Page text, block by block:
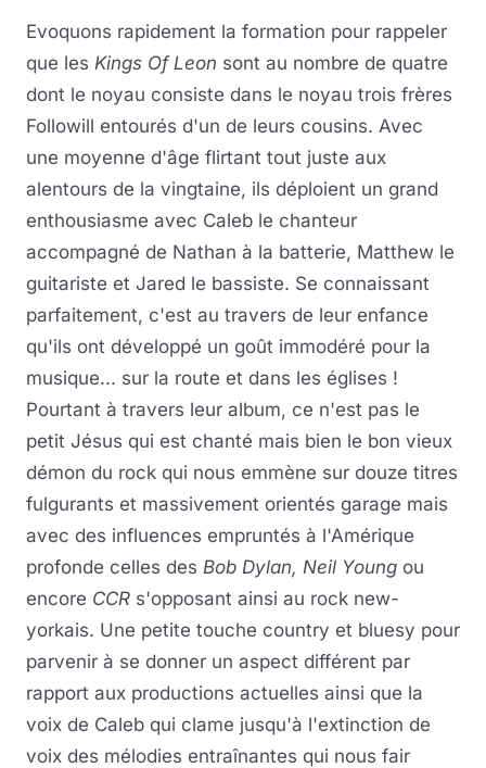
Evoquons rapidement la formation pour rappeler
que les Kings Of Leon sont au nombre de quatre
dont le noyau consiste dans le noyau trois frères
Followill entourés d'un de leurs cousins. Avec
une moyenne d'âge flirtant tout juste aux
alentours de la vingtaine, ils déploient un grand
enthousiasme avec Caleb le chanteur
accompagné de Nathan à la batterie, Matthew le
guitariste et Jared le bassiste. Se connaissant
parfaitement, c'est au travers de leur enfance
qu'ils ont développé un goût immodéré pour la
musique... sur la route et dans les églises !
Pourtant à travers leur album, ce n'est pas le
petit Jésus qui est chanté mais bien le bon vieux
démon du rock qui nous emmène sur douze titres
fulgurants et massivement orientés garage mais
avec des influences empruntés à l'Amérique
profonde celles des Bob Dylan, Neil Young ou
encore CCR s'opposant ainsi au rock new-
yorkais. Une petite touche country et bluesy pour
parvenir à se donner un aspect différent par
rapport aux productions actuelles ainsi que la
voix de Caleb qui clame jusqu'à l'extinction de
voix des mélodies entraînantes qui nous fair